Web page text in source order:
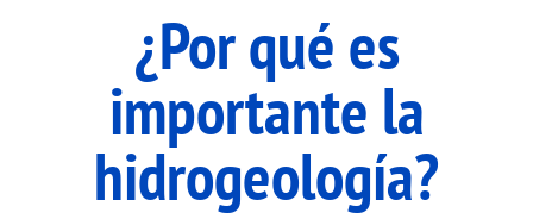
¿Por qué es
importante la
hidrogeología?